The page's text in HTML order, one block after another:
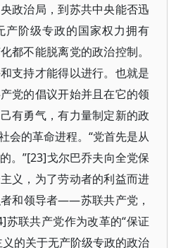
政治局，到苏共中央能否迅
产阶级专政的国家权力拥有
都不能脱离党的政治控制。
支持才能得以进行。也就是
党的倡议开始并且在它的领
有勇气，有力量制定新的政
会的革命进程。“党首先是从
。”[23]戈尔巴乔夫向全党保
义，为了劳动者的利益而进
和领导者——苏联共产党，
苏联共产党作为改革的“保证
的关于无产阶级专政的政治